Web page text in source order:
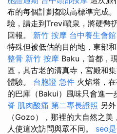
布的每個計劃都以高標準完成
驗，請走到Trevi噴泉，將硬幣
回報。 新竹 按摩 台中養生會館
特殊但被低估的目的地，東部
整骨 新竹 按摩 Baku，首都，
區，其古老的清真寺，宮殿和
體驗。 台胞證 急件 火焰塔，
的巴庫（Bakui）風味只會進一
脊 肌肉酸痛 第二專長證照 另
（Gozo），那裡的大自然之
人使這次訪問與眾不同。 seo